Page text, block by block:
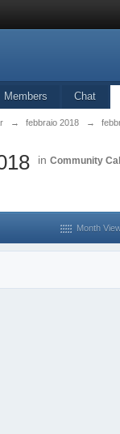
Members Chat
→ febbraio 2018 →
in Community
Month